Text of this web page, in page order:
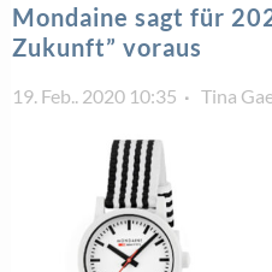
Mondaine sagt für
Zukunft” voraus
19. Feb.. 2020 10:35 Tina